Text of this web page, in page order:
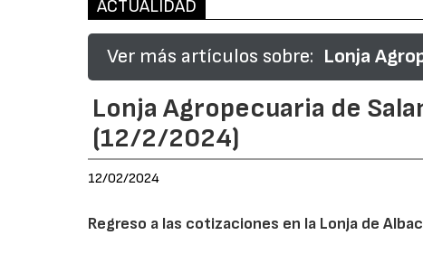
ACTUALIDAD
Ver más artículos sobre: Lonja
Lonja Agropecuaria de
(12/2/2024)
12/02/2024
Regreso a las cotizaciones en la Lonja de